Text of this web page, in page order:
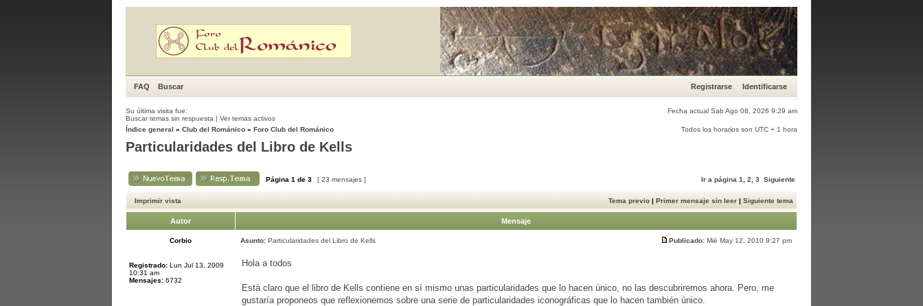
FAQ Buscar Registrarse Identificarse
Su última visita fue:
Fecha actual Sab Ago 08, 2026 9:29 am
Buscar temas sin respuesta | Ver temas activos
Índice general » Club del Románico » Foro Club del Románico Todos los horarios son UTC + 1 hora
Particularidades del Libro de Kells
Página 1 de 3 [ 23 mensajes ] Ir a página 1 2 3 Siguiente
Imprimir vista Tema previo | Primer mensaje sin leer | Siguiente tema
Autor Mensaje
Corbio Asunto: Particularidades del Libro de Kells Publicado: Mié May 12, 2010 9:27 pm
Registrado: Lun Jul 13, 2009
10:31 am
Mensajes: 6732
Hola a todos
Está claro que el libro de Kells contiene en sí mismo unas particularidades que lo hacen único, no las descubriremos ahora. Pero, me
gustaría proponeos que reflexionemos sobre una serie de particularidades iconográficas que lo hacen también único.